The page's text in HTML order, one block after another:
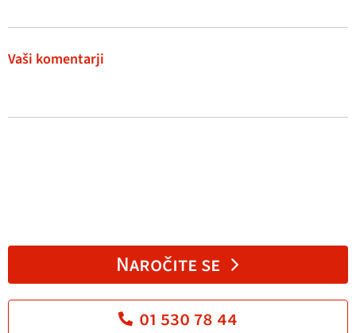
Vaši komentarji
Naročite se
01 530 78 44